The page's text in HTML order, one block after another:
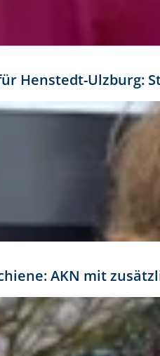
Henstedt-Ulzburg:
AKN mit